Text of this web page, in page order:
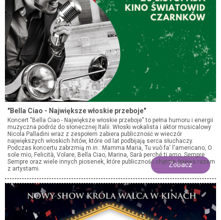
"Bella Ciao - Największe włoskie przeboje"
Koncert "Bella Ciao - Największe włoskie przeboje" to pełna humoru i energii
muzyczna podróż do słonecznej Italii. Włoski wokalista i aktor musicalowy
Nicola Palladini wraz z zespołem zabiera publiczność w wieczór
największych włoskich hitów, które od lat podbijają serca słuchaczy.
Podczas koncertu zabrzmią m.in.: Mamma Maria, Tu vuò fa' l'americano, O
sole mio, Felicità, Volare, Bella Ciao, Marina, Sarà perché ti amo, Sempre
Sempre oraz wiele innych piosenek, które publiczność chętnie śpiewa razem
z artystami.
Po ogromnym sukcesie spektaklu "Ciao Ciao Bambina", z którym artysta
występował w całej Polsce ponad 350 razy, Nicola Palladini powraca z
nowym koncertowym projektem inspirowanym włoską muzyką i kulturą. To
wieczór pełen włoskiego temperamentu, znanych melodii i wspólnego
śpiewania - atmosfera prawdziwego włoskiego koncertu.
Zobacz